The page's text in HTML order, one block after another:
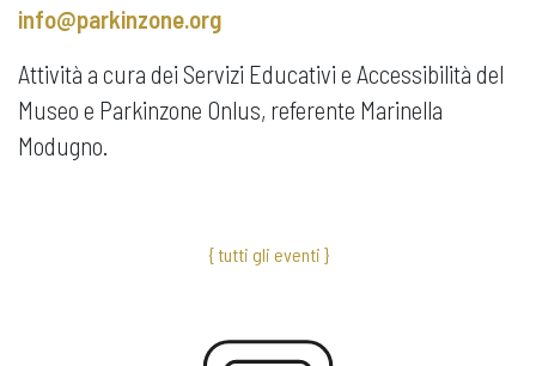
info@parkinzone.org
Attività a cura dei Servizi Educativi e Accessibilità del
Museo e Parkinzone Onlus, referente Marinella
Modugno.
{ tutti gli eventi }